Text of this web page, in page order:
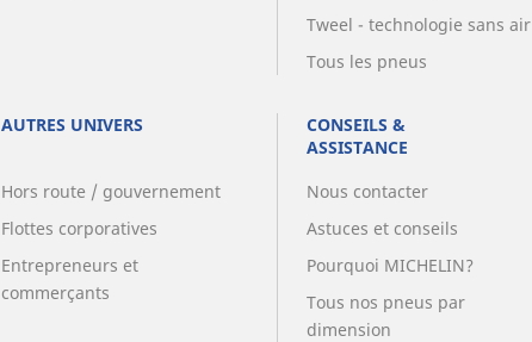
Tweel - technologie sans air
Tous les pneus
AUTRES UNIVERS
Hors route / gouvernement
Flottes corporatives
Entrepreneurs et
commerçants
CONSEILS &
ASSISTANCE
Nous contacter
Astuces et conseils
Pourquoi MICHELIN?
Tous nos pneus par
dimension